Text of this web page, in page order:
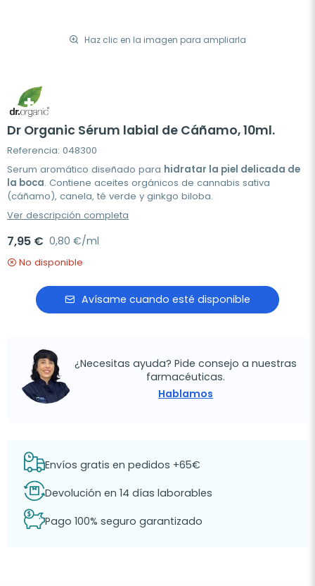
Haz clic en la imagen para ampliarla
Dr Organic Sérum labial de Cáñamo, 10ml.
Referencia: 048300
Serum aromático diseñado para hidratar la piel delicada de
la boca. Contiene aceites orgánicos de cannabis sativa
(cáñamo), canela, té verde y ginkgo biloba.
Ver descripción completa
7,95 € 0,80 €/ml
No disponible
Avísame cuando esté disponible
¿Necesitas ayuda? Pide consejo a nuestras
farmacéuticas.
Hablamos
Envíos gratis en pedidos +65€
Devolución en 14 días laborables
Pago 100% seguro garantizado